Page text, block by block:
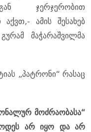
ჯერჯერობით
ამის შესახებ
მაჭარაშვილმა
„პატრონი“ რასაც
მოძრაობასა“
არ იყო და არ